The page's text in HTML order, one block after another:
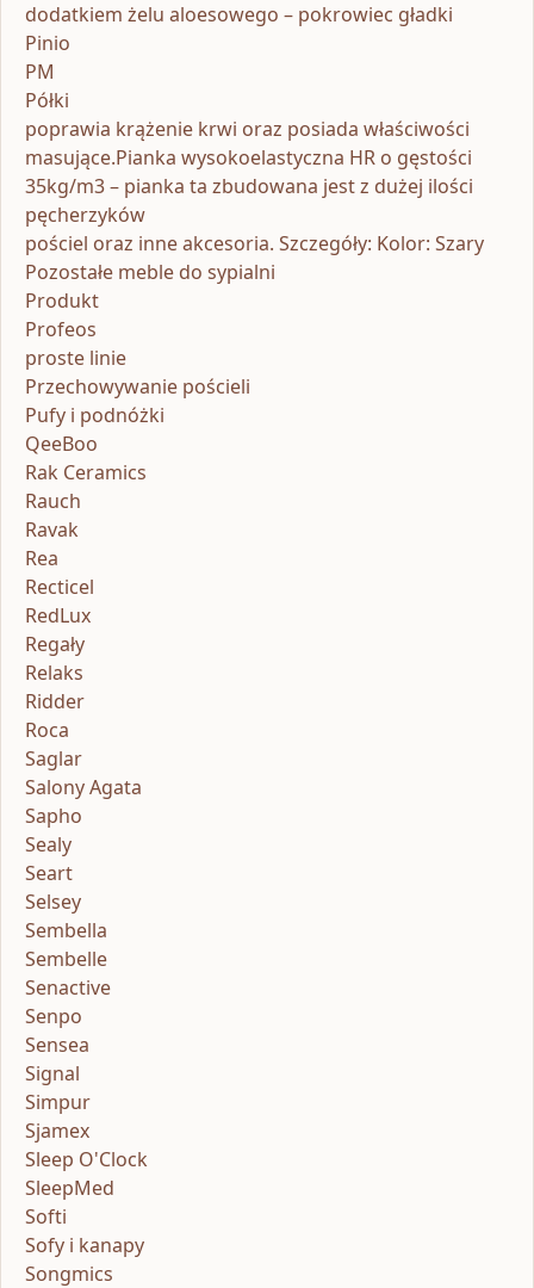
dodatkiem żelu aloesowego – pokrowiec gładki
Pinio
PM
Półki
poprawia krążenie krwi oraz posiada właściwości
masujące.Pianka wysokoelastyczna HR o gęstości
35kg/m3 – pianka ta zbudowana jest z dużej ilości
pęcherzyków
pościel oraz inne akcesoria. Szczegóły: Kolor: Szary
Pozostałe meble do sypialni
Produkt
Profeos
proste linie
Przechowywanie pościeli
Pufy i podnóżki
QeeBoo
Rak Ceramics
Rauch
Ravak
Rea
Recticel
RedLux
Regały
Relaks
Ridder
Roca
Saglar
Salony Agata
Sapho
Sealy
Seart
Selsey
Sembella
Sembelle
Senactive
Senpo
Sensea
Signal
Simpur
Sjamex
Sleep O'Clock
SleepMed
Softi
Sofy i kanapy
Songmics